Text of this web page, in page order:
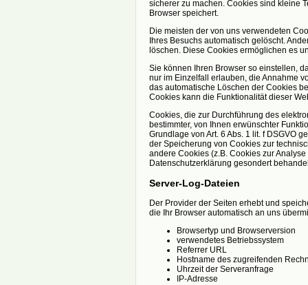
sicherer zu machen. Cookies sind kleine
Browser speichert.
Die meisten der von uns verwendeten
Ihres Besuchs automatisch gelöscht.
löschen. Diese Cookies ermöglichen es
Sie können Ihren Browser so einstellen,
nur im Einzelfall erlauben, die Annahme
das automatische Löschen der Cookies
Cookies kann die Funktionalität dieser
Cookies, die zur Durchführung des
bestimmter, von Ihnen erwünschter
Grundlage von Art. 6 Abs. 1 lit. f DSGVO
der Speicherung von Cookies zur
andere Cookies (z.B. Cookies zur
Datenschutzerklärung gesondert
Server-Log-Dateien
Der Provider der Seiten erhebt und
die Ihr Browser automatisch an uns
Browsertyp und Browserversion
verwendetes Betriebssystem
Referrer URL
Hostname des zugreifenden
Uhrzeit der Serveranfrage
IP-Adresse